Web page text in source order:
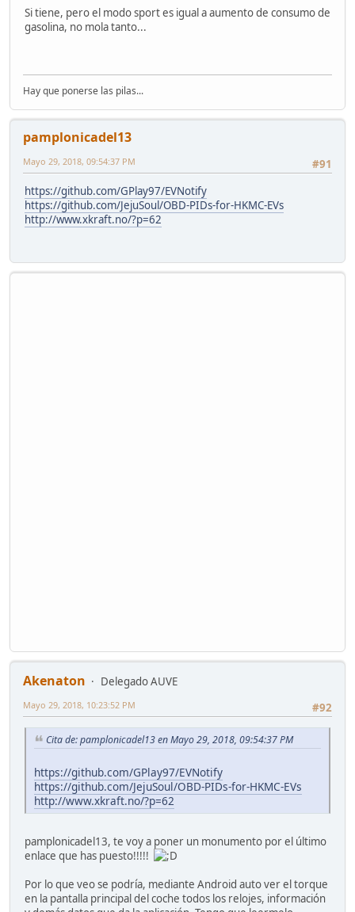
Si tiene, pero el modo sport es igual a aumento de consumo de
gasolina, no mola tanto...
Hay que ponerse las pilas...
pamplonicadel13
#91
Mayo 29, 2018, 09:54:37 PM
https://github.com/GPlay97/EVNotify
https://github.com/JejuSoul/OBD-PIDs-for-HKMC-EVs
http://www.xkraft.no/?p=62
Akenaton
Delegado AUVE
#92
Mayo 29, 2018, 10:23:52 PM
Cita de: pamplonicadel13 en Mayo 29, 2018, 09:54:37 PM
https://github.com/GPlay97/EVNotify
https://github.com/JejuSoul/OBD-PIDs-for-HKMC-EVs
http://www.xkraft.no/?p=62
pamplonicadel13, te voy a poner un monumento por el último
enlace que has puesto!!!!!
Por lo que veo se podría, mediante Android auto ver el torque
en la pantalla principal del coche todos los relojes, información